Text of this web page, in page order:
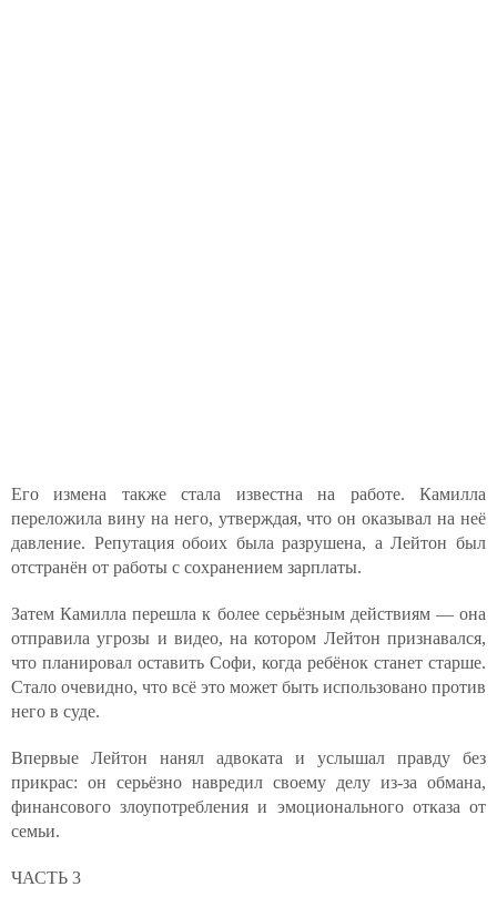
Его измена также стала известна на работе. Камилла
переложила вину на него, утверждая, что он оказывал на неё
давление. Репутация обоих была разрушена, а Лейтон был
отстранён от работы с сохранением зарплаты.
Затем Камилла перешла к более серьёзным действиям — она
отправила угрозы и видео, на котором Лейтон признавался,
что планировал оставить Софи, когда ребёнок станет старше.
Стало очевидно, что всё это может быть использовано против
него в суде.
Впервые Лейтон нанял адвоката и услышал правду без
прикрас: он серьёзно навредил своему делу из-за обмана,
финансового злоупотребления и эмоционального отказа от
семьи.
ЧАСТЬ 3